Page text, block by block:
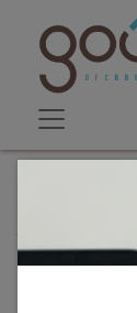
Lamp.